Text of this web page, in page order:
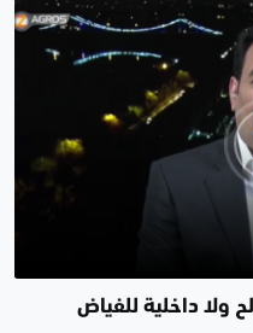
ولا داخلية للفياض